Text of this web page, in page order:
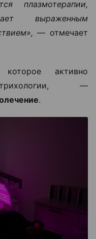
плазмотерапии,
выраженным
— отмечает
активно
—
.